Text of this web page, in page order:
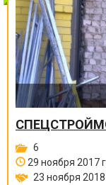
6
29 ноября 2017 г.
23 ноября 2018